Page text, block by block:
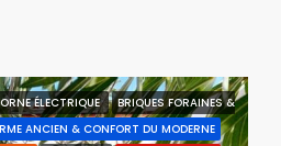
ÉLECTRIQUE
BRIQUES FORAINES &
ANCIEN & CONFORT DU MODERNE